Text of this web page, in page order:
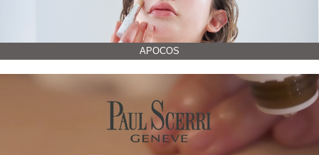
APOCOS